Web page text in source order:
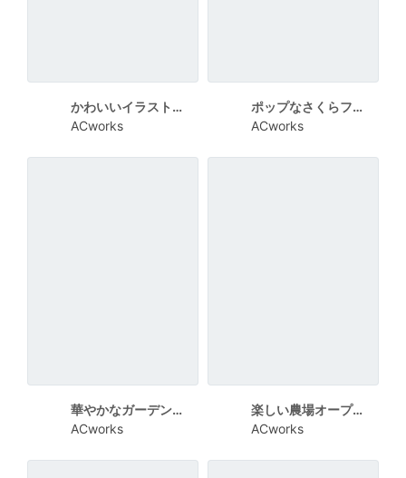
かわいいイラストのまちづくりセミナーチラシ
ACworks
ポップなさくらフェスティバル告知チラシ
ACworks
華やかなガーデンフェア案内チラシ
ACworks
楽しい農場オープンデー案内チラシ
ACworks